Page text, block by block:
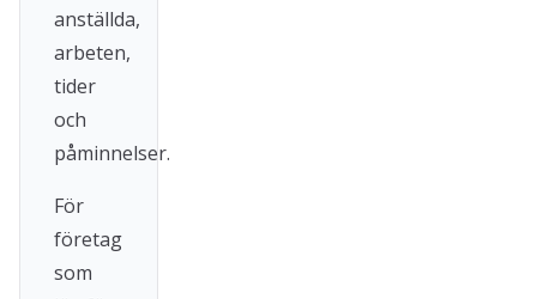
anställda,
arbeten,
tider
och
påminnelser.
För
företag
som